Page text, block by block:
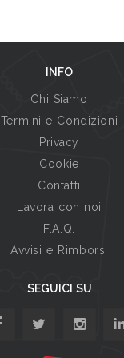
INFO
Chi Siamo
Termini e Condizioni
Privacy
Cookie
Contatti
Lavora con noi
F.A.Q.
Avvisi e Rimborsi
SEGUICI SU